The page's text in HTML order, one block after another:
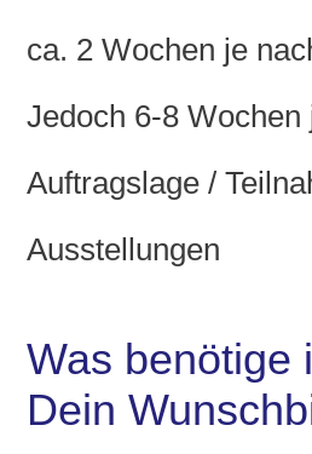
ca. 2 Wochen je
Jedoch 6-8 Wochen
Auftragslage /
Ausstellungen
Was benötige
Dein